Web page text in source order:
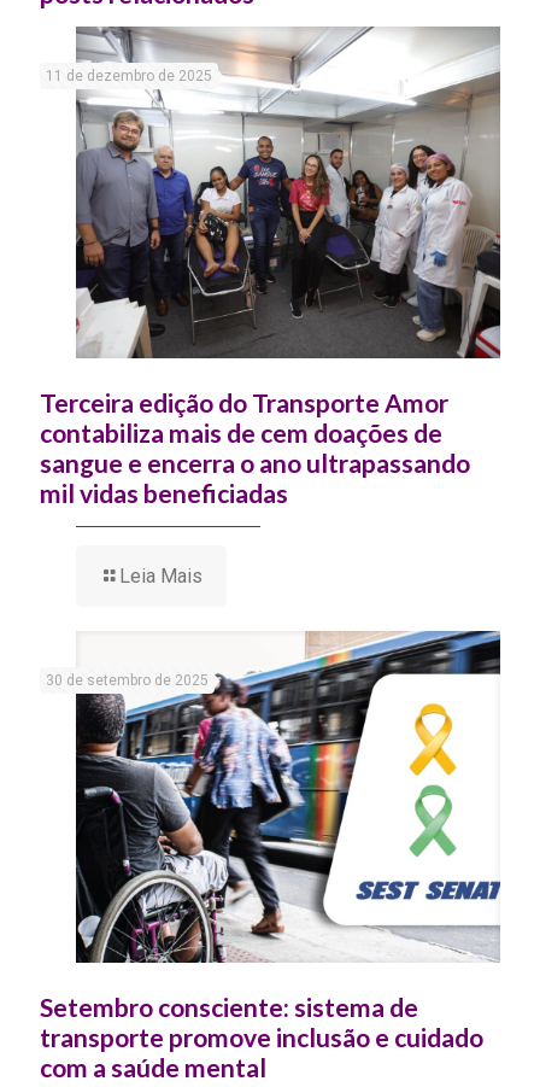
11 de dezembro de 2025
Terceira edição do Transporte Amor
contabiliza mais de cem doações de
sangue e encerra o ano ultrapassando
mil vidas beneficiadas
Leia Mais
30 de setembro de 2025
Setembro consciente: sistema de
transporte promove inclusão e cuidado
com a saúde mental